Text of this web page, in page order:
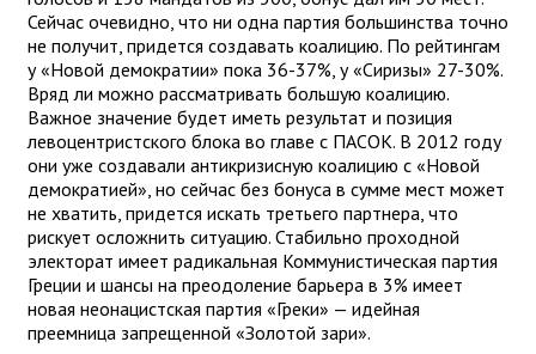
Сейчас очевидно, что ни одна партия большинства точно
не получит, придется создавать коалицию. По рейтингам
у «Новой демократии» пока 36-37%, у «Сиризы» 27-30%.
Вряд ли можно рассматривать большую коалицию.
Важное значение будет иметь результат и позиция
левоцентристского блока во главе с ПАСОК. В 2012 году
они уже создавали антикризисную коалицию с «Новой
демократией», но сейчас без бонуса в сумме мест может
не хватить, придется искать третьего партнера, что
рискует осложнить ситуацию. Стабильно проходной
электорат имеет радикальная Коммунистическая партия
Греции и шансы на преодоление барьера в 3% имеет
новая неонацистская партия «Греки» — идейная
преемница запрещенной «Золотой зари».